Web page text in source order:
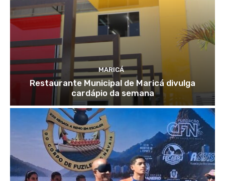
MARICÁ
Restaurante Municipal de Maricá divulga
cardápio da semana